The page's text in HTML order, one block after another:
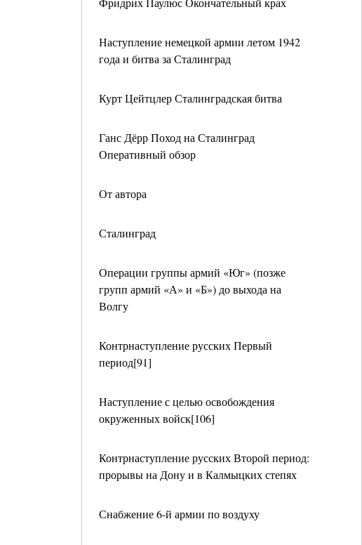
Наступление немецкой армии летом 1942
года и битва за Сталинград
Курт Цейтцлер Сталинградская битва
Ганс Дёрр Поход на Сталинград
Оперативный обзор
От автора
Сталинград
Операции группы армий «Юг» (позже
групп армий «А» и «Б») до выхода на
Волгу
Контрнаступление русских Первый
период[91]
Наступление с целью освобождения
окруженных войск[106]
Контрнаступление русских Второй период:
прорывы на Дону и в Калмыцких степях
Снабжение 6-й армии по воздуху